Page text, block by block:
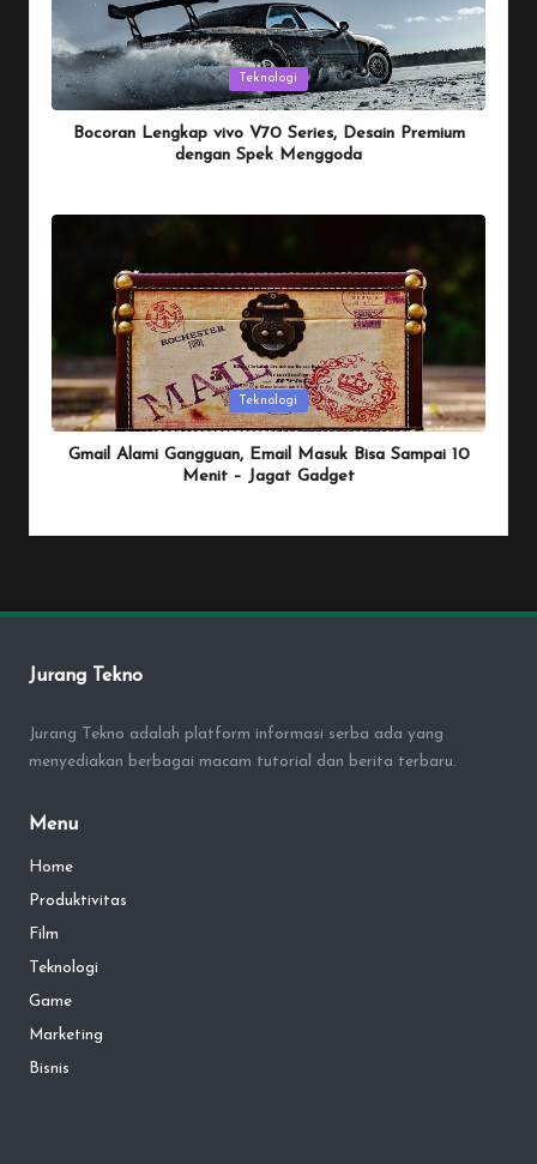
Posted
Teknologi
Bocoran Lengkap vivo V70 Series, Desain Premium
dengan Spek Menggoda
Posted
in
Teknologi
Gmail Alami Gangguan, Email Masuk Bisa Sampai 10
Menit – Jagat Gadget
Jurang Tekno
Jurang Tekno adalah platform informasi serba ada yang
menyediakan berbagai macam tutorial dan berita terbaru.
Menu
Home
Produktivitas
Film
Teknologi
Game
Marketing
Bisnis